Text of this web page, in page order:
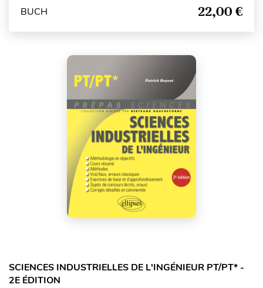
BUCH 22,00 €
SCIENCES INDUSTRIELLES DE L'INGÉNIEUR PT/PT* -
2E ÉDITION